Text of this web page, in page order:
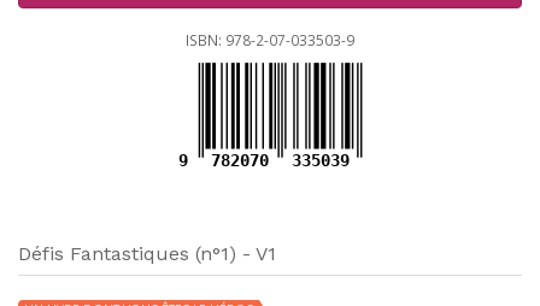
ISBN: 978-2-07-033503-9
9 782070 335039
Défis Fantastiques (n°1) - V1